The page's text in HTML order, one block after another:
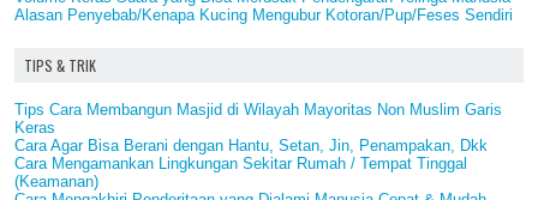
Alasan Penyebab/Kenapa Kucing Mengubur Kotoran/Pup/Feses Sendiri
TIPS & TRIK
Tips Cara Membangun Masjid di Wilayah Mayoritas Non Muslim Garis
Keras
Cara Agar Bisa Berani dengan Hantu, Setan, Jin, Penampakan, Dkk
Cara Mengamankan Lingkungan Sekitar Rumah / Tempat Tinggal
(Keamanan)